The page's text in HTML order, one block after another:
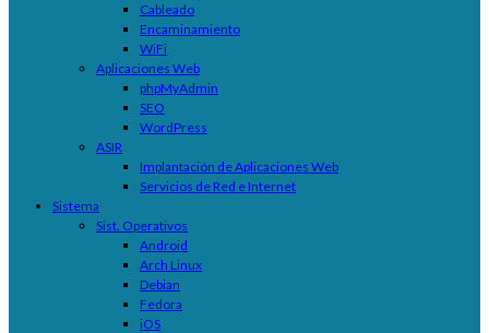
Cableado
Encaminamiento
WiFi
Aplicaciones Web
phpMyAdmin
SEO
WordPress
ASIR
Implantación de Aplicaciones Web
Servicios de Red e Internet
Sistema
Sist. Operativos
Android
Arch Linux
Debian
Fedora
iOS